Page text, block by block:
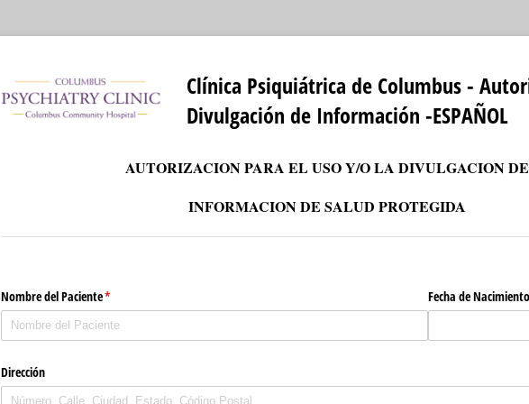
Clínica Psiquiátrica de Columbus -
Divulgación de Información -ESPAÑOL
AUTORIZACION PARA EL USO Y/O LA DIVULGACION DE
INFORMACION DE SALUD PROTEGIDA
Nombre del Paciente*
(required) Fecha de Nacimiento
Dirección